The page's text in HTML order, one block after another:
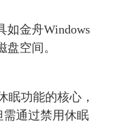
如金舟Windows
空间。
眠功能的核心，
通过禁用休眠